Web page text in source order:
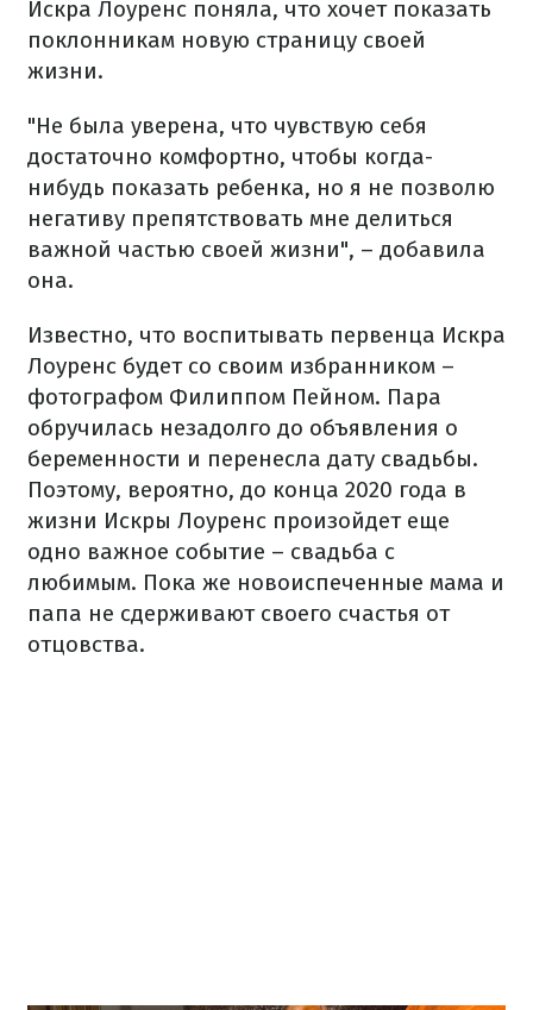
Искра Лоуренс поняла, что хочет показать
поклонникам новую страницу своей
жизни.
"Не была уверена, что чувствую себя
достаточно комфортно, чтобы когда-
нибудь показать ребенка, но я не позволю
негативу препятствовать мне делиться
важной частью своей жизни", – добавила
она.
Известно, что воспитывать первенца Искра
Лоуренс будет со своим избранником –
фотографом Филиппом Пейном. Пара
обручилась незадолго до объявления о
беременности и перенесла дату свадьбы.
Поэтому, вероятно, до конца 2020 года в
жизни Искры Лоуренс произойдет еще
одно важное событие – свадьба с
любимым. Пока же новоиспеченные мама и
папа не сдерживают своего счастья от
отцовства.